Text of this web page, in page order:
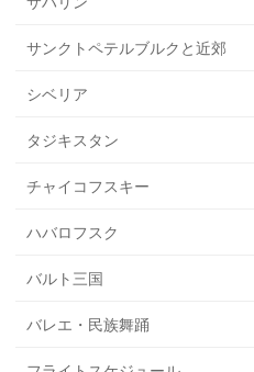
サンクトペテルブルクと近郊
シベリア
タジキスタン
チャイコフスキー
ハバロフスク
バルト三国
バレエ・民族舞踊